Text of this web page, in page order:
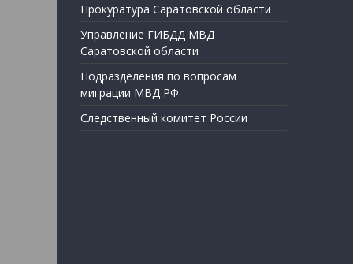
Прокуратура Саратовской области
Управление ГИБДД МВД
Саратовской области
Подразделения по вопросам
миграции МВД РФ
Следственный комитет России